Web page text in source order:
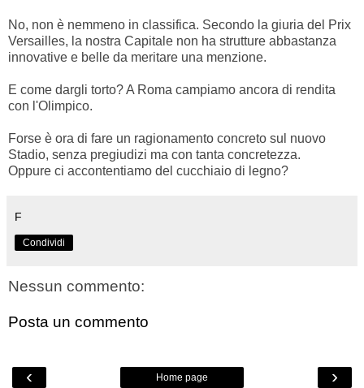
No, non è nemmeno in classifica. Secondo la giuria del Prix
Versailles, la nostra Capitale non ha strutture abbastanza
innovative e belle da meritare una menzione.
E come dargli torto? A Roma campiamo ancora di rendita
con l'Olimpico.
Forse è ora di fare un ragionamento concreto sul nuovo
Stadio, senza pregiudizi ma con tanta concretezza.
Oppure ci accontentiamo del cucchiaio di legno?
F
Condividi
Nessun commento:
Posta un commento
‹ ›
Home page